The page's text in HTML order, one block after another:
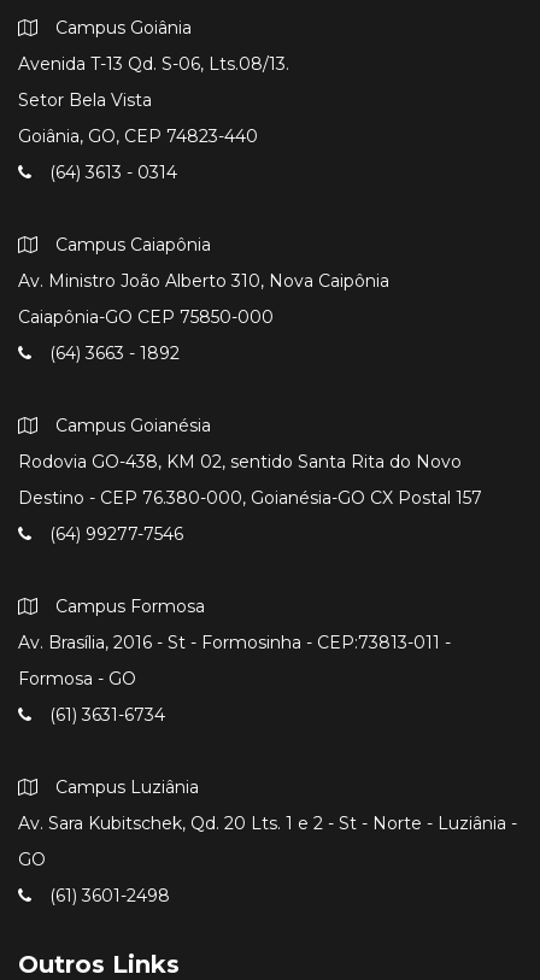
Campus Goiânia
Avenida T-13 Qd. S-06, Lts.08/13.
Setor Bela Vista
Goiânia, GO, CEP 74823-440
(64) 3613 - 0314
Campus Caiapônia
Av. Ministro João Alberto 310, Nova Caipônia
Caiapônia-GO CEP 75850-000
(64) 3663 - 1892
Campus Goianésia
Rodovia GO-438, KM 02, sentido Santa Rita do Novo
Destino - CEP 76.380-000, Goianésia-GO CX Postal 157
(64) 99277-7546
Campus Formosa
Av. Brasília, 2016 - St - Formosinha - CEP:73813-011 -
Formosa - GO
(61) 3631-6734
Campus Luziânia
Av. Sara Kubitschek, Qd. 20 Lts. 1 e 2 - St - Norte - Luziânia -
GO
(61) 3601-2498
Outros Links